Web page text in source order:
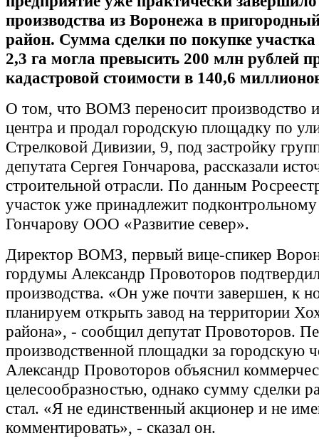
производства из Воронежа в
район. Сумма сделки по покупке
2,3 га могла превысить 200 млн рублей
кадастровой стоимости в 140,6
О том, что ВОМЗ переносит производство
центра и продал городскую площадку по
Стрелковой Дивизии, 9, под застройку
депутата Сергея Гончарова, рассказали
строительной отрасли. По данным
участок уже принадлежит
Гончарову ООО «Развитие север».
Директор ВОМЗ, первый вице-спикер
гордумы Александр Провоторов
производства. «Он уже почти завершен, к
планируем открыть завод на территории
района», - сообщил депутат Провоторов.
производственной площадки за городскую
Александр Провоторов объяснил
целесообразностью, однако сумму сделки
стал. «Я не единственный акционер и не
комментировать», - сказал он.